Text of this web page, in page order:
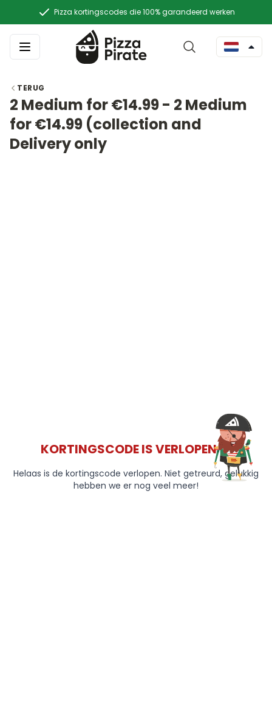
Pizza kortingscodes die 100% garandeerd werken
TERUG
2 Medium for €14.99 - 2 Medium
for €14.99 (collection and
Delivery only
KORTINGSCODE IS VERLOPEN 😞
Helaas is de kortingscode verlopen. Niet getreurd, gelukkig
hebben we er nog veel meer!